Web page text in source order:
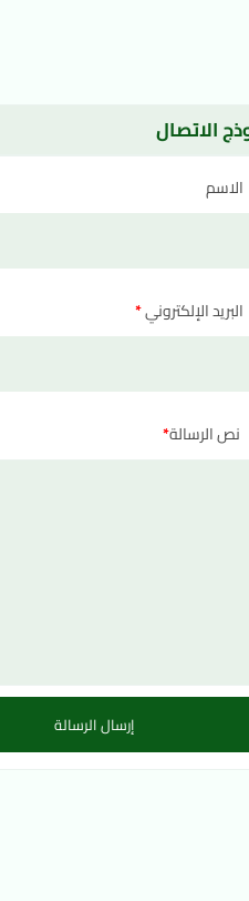
الاتصال
الاسم
البريد الإلكتروني*
نص الرسالة*
إرسال الرسالة